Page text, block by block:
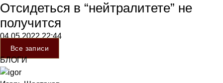
Отсидеться в “нейтралитете” не
получится
04.05.202222:44
Все записи
БЛОГИ